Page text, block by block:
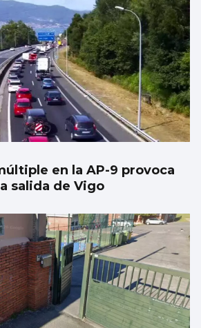
en la AP-9 provoca
salida de Vigo